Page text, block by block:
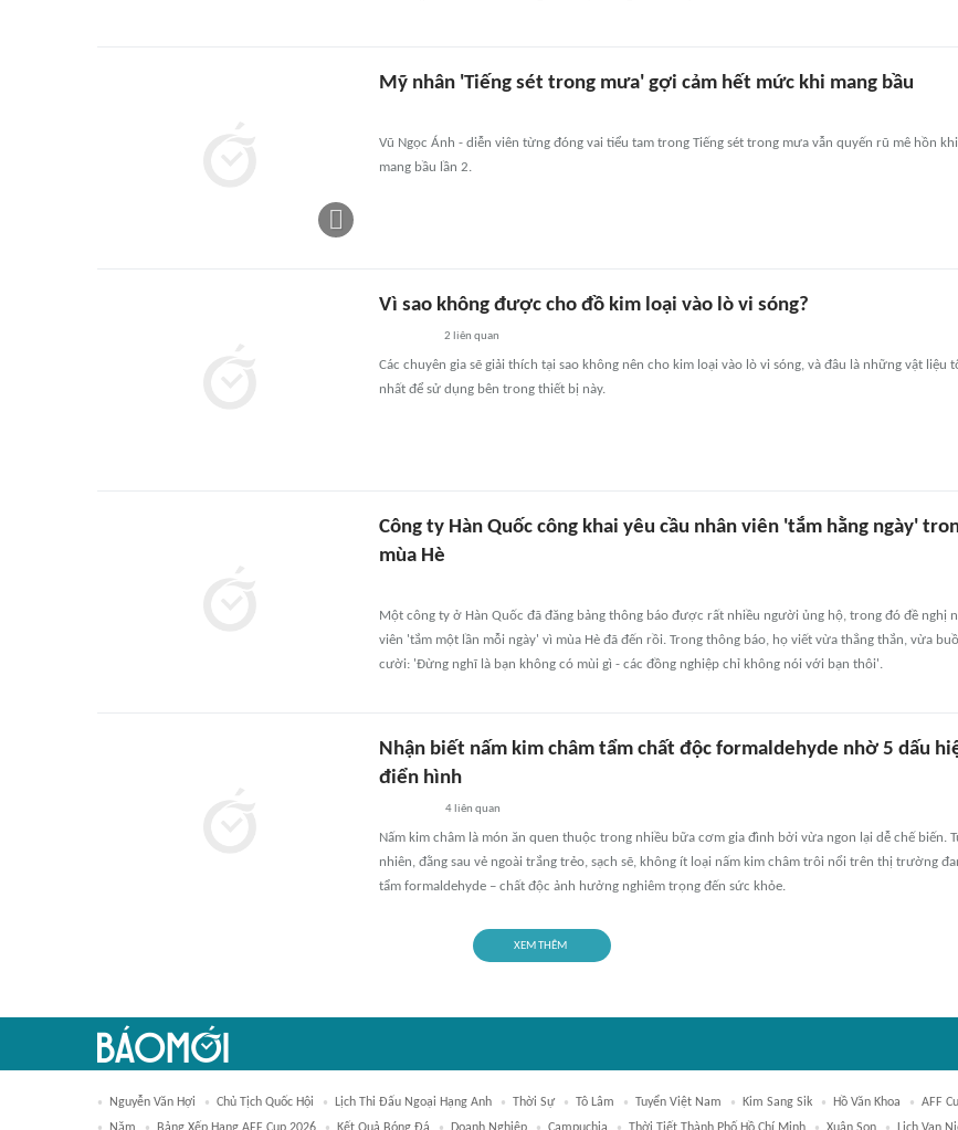
Mỹ nhân 'Tiếng sét trong mưa' gợi cảm hết mức khi mang bầu
Vũ Ngọc Ánh - diễn viên từng đóng vai tiểu tam trong Tiếng sét trong mưa vẫn quyến rũ mê hồn khi
mang bầu lần 2.
Vì sao không được cho đồ kim loại vào lò vi sóng?
2 liên quan
Các chuyên gia sẽ giải thích tại sao không nên cho kim loại vào lò vi sóng, và đâu là những vật liệu
nhất để sử dụng bên trong thiết bị này.
Công ty Hàn Quốc công khai yêu cầu nhân viên 'tắm hằng ngày'
mùa Hè
Một công ty ở Hàn Quốc đã đăng bảng thông báo được rất nhiều người ủng hộ, trong đó đề nghị
viên 'tắm một lần mỗi ngày' vì mùa Hè đã đến rồi. Trong thông báo, họ viết vừa thẳng thắn, vừa
cười: 'Đừng nghĩ là bạn không có mùi gì - các đồng nghiệp chỉ không nói với bạn thôi'.
Nhận biết nấm kim châm tẩm chất độc formaldehyde nhờ 5 dấu
điển hình
4 liên quan
Nấm kim châm là món ăn quen thuộc trong nhiều bữa cơm gia đình bởi vừa ngon lại dễ chế biến.
nhiên, đằng sau vẻ ngoài trắng trẻo, sạch sẽ, không ít loại nấm kim châm trôi nổi trên thị trường
tẩm formaldehyde – chất độc ảnh hưởng nghiêm trọng đến sức khỏe.
XEM THÊM
Nguyễn Văn Hợi Chủ Tịch Quốc Hội Lịch Thi Đấu Ngoại Hạng Anh Thời Sự Tô Lâm Tuyển Việt Nam Kim Sang Sik Hồ Văn Khoa AFF